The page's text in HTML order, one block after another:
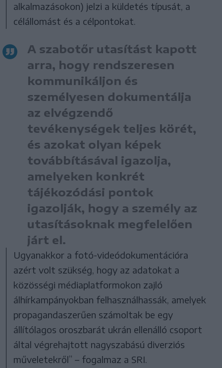
alkalmazásokon) jelzi a küldetés típusát, a
célállomást és a célpontokat.
A szabotőr utasítást kapott
arra, hogy rendszeresen
kommunikáljon és
személyesen dokumentálja
az elvégzendő
tevékenységek teljes körét,
és azokat olyan képek
továbbításával igazolja,
amelyeken konkrét
tájékozódási pontok
igazolják, hogy a személy az
utasításoknak megfelelően
járt el.
Ugyanakkor a fotó-videódokumentációra
azért volt szükség, hogy az adatokat a
közösségi médiaplatformokon zajló
álhírkampányokban felhasználhassák, amelyek
propagandaszerűen számoltak be egy
állítólagos oroszbarát ukrán ellenálló csoport
által végrehajtott nagyszabású diverziós
műveletekről” – fogalmaz a SRI.